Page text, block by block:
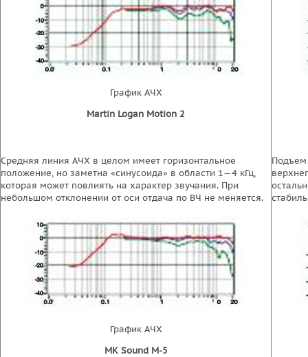
График АЧХ
Martin Logan Motion 2
Средняя линия АЧХ в целом имеет горизонтальное
положение, но заметна «синусоида» в области 1—4 кГц,
которая может повлиять на характер звучания. При
небольшом отклонении от оси отдача по ВЧ не меняется.
График АЧХ
МК Sound М-5